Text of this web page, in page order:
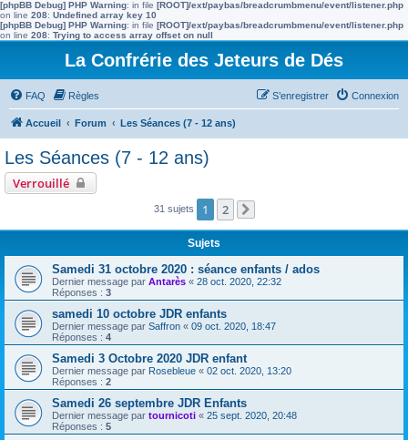
[phpBB Debug] PHP Warning: in file [ROOT]/ext/paybas/breadcrumbmenu/event/listener.php
on line 208: Undefined array key 10
[phpBB Debug] PHP Warning: in file [ROOT]/ext/paybas/breadcrumbmenu/event/listener.php
on line 208: Trying to access array offset on null
La Confrérie des Jeteurs de Dés
FAQ Règles Connexion
S’enregistrer
Accueil Forum Les Séances (7 - 12 ans)
Les Séances (7 - 12 ans)
Verrouillé
31 sujets 1 2
Sujets
Samedi 31 octobre 2020 : séance enfants / ados
Dernier message par Antarès « 28 oct. 2020, 22:32
Réponses : 3
samedi 10 octobre JDR enfants
Dernier message par Saffron « 09 oct. 2020, 18:47
Réponses : 4
Samedi 3 Octobre 2020 JDR enfant
Dernier message par Rosebleue « 02 oct. 2020, 13:20
Réponses : 2
Samedi 26 septembre JDR Enfants
Dernier message par tournicoti « 25 sept. 2020, 20:48
Réponses : 5